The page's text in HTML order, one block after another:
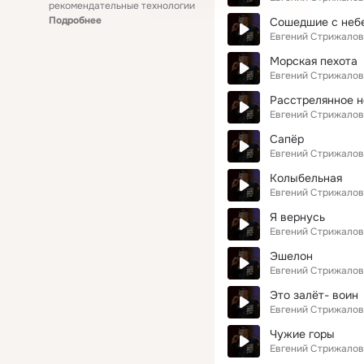
рекомендательные технологии
Подробнее
Сошедшие с
Евгений Стрижалов
Морская пехота
Евгений Стрижалов
Расстрелянное
Евгений Стрижалов
Сапёр
Евгений Стрижалов
Колыбельная
Евгений Стрижалов
Я вернусь
Евгений Стрижалов
Эшелон
Евгений Стрижалов
Это залёт- воин
Евгений Стрижалов
Чужие горы
Евгений Стрижалов